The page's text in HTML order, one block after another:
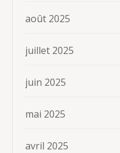
août 2025
juillet 2025
juin 2025
mai 2025
avril 2025